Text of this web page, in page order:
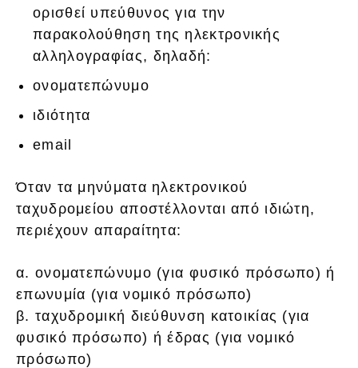
ορισθεί υπεύθυνος για την
παρακολούθηση της ηλεκτρονικής
αλληλογραφίας, δηλαδή:
ονοματεπώνυμο
ιδιότητα
email
Όταν τα μηνύματα ηλεκτρονικού
ταχυδρομείου αποστέλλονται από ιδιώτη,
περιέχουν απαραίτητα:
α. ονοματεπώνυμο (για φυσικό πρόσωπο) ή
επωνυμία (για νομικό πρόσωπο)
β. ταχυδρομική διεύθυνση κατοικίας (για
φυσικό πρόσωπο) ή έδρας (για νομικό
πρόσωπο)